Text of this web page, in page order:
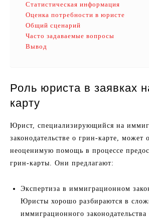
Статистическая информация
Оценка потребности в юристе
Общий сценарий
Часто задаваемые вопросы
Вывод
Роль юриста в заявках
карту
Юрист, специализирующийся на
законодательстве о грин-карте, может
неоценимую помощь в процессе
грин-карты. Они предлагают:
Экспертиза в иммиграционном
Юристы хорошо разбираются в
иммиграционного